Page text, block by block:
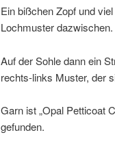
Ein bißchen Zopf und viel
Lochmuster
Auf der Sohle dann ein
rechts-links Muster, der
Garn ist „Opal Petticoat
gefunden.